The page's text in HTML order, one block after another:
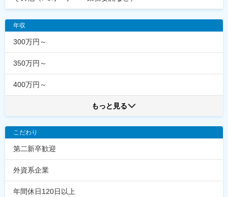
年収
300万円～
350万円～
400万円～
もっと見る
こだわり
第二新卒歓迎
外資系企業
年間休日120日以上